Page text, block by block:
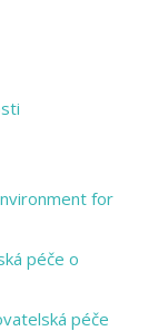
for
péče o
péče